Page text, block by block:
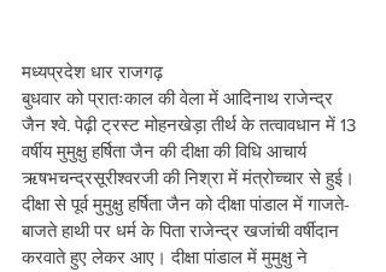
मध्यप्रदेश धार राजगढ़
बुधवार को प्रातःकाल की वेला में आदिनाथ राजेन्द्र
जैन श्वे. पेढ़ी ट्रस्ट मोहनखेड़ा तीर्थ के तत्वावधान में 13
वर्षीय मुमुक्षु हर्षिता जैन की दीक्षा की विधि आचार्य
ऋषभचन्द्रसूरीश्वरजी की निश्रा में मंत्रोच्चार से हुई।
दीक्षा से पूर्व मुमुक्षु हर्षिता जैन को दीक्षा पांडाल में गाजते-
बाजते हाथी पर धर्म के पिता राजेन्द्र खजांची वर्षीदान
करवाते हुए लेकर आए। दीक्षा पांडाल में मुमुक्षु ने